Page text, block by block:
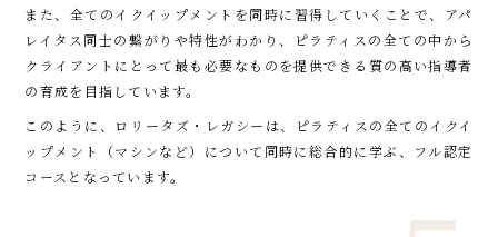
また、全てのイクイップメントを同時に習得していくことで、アパ
レイタス同士の繋がりや特性がわかり、ピラティスの全ての中から
クライアントにとって最も必要なものを提供できる質の高い指導者
の育成を目指しています。
このように、ロリータズ・レガシーは、ピラティスの全てのイクイ
ップメント（マシンなど）について同時に総合的に学ぶ、フル認定
コースとなっています。